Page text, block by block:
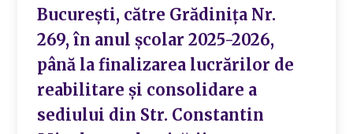
București, către Grădinița Nr.
269, în anul școlar 2025-2026,
până la finalizarea lucrărilor de
reabilitare și consolidare a
sediului din Str. Constantin